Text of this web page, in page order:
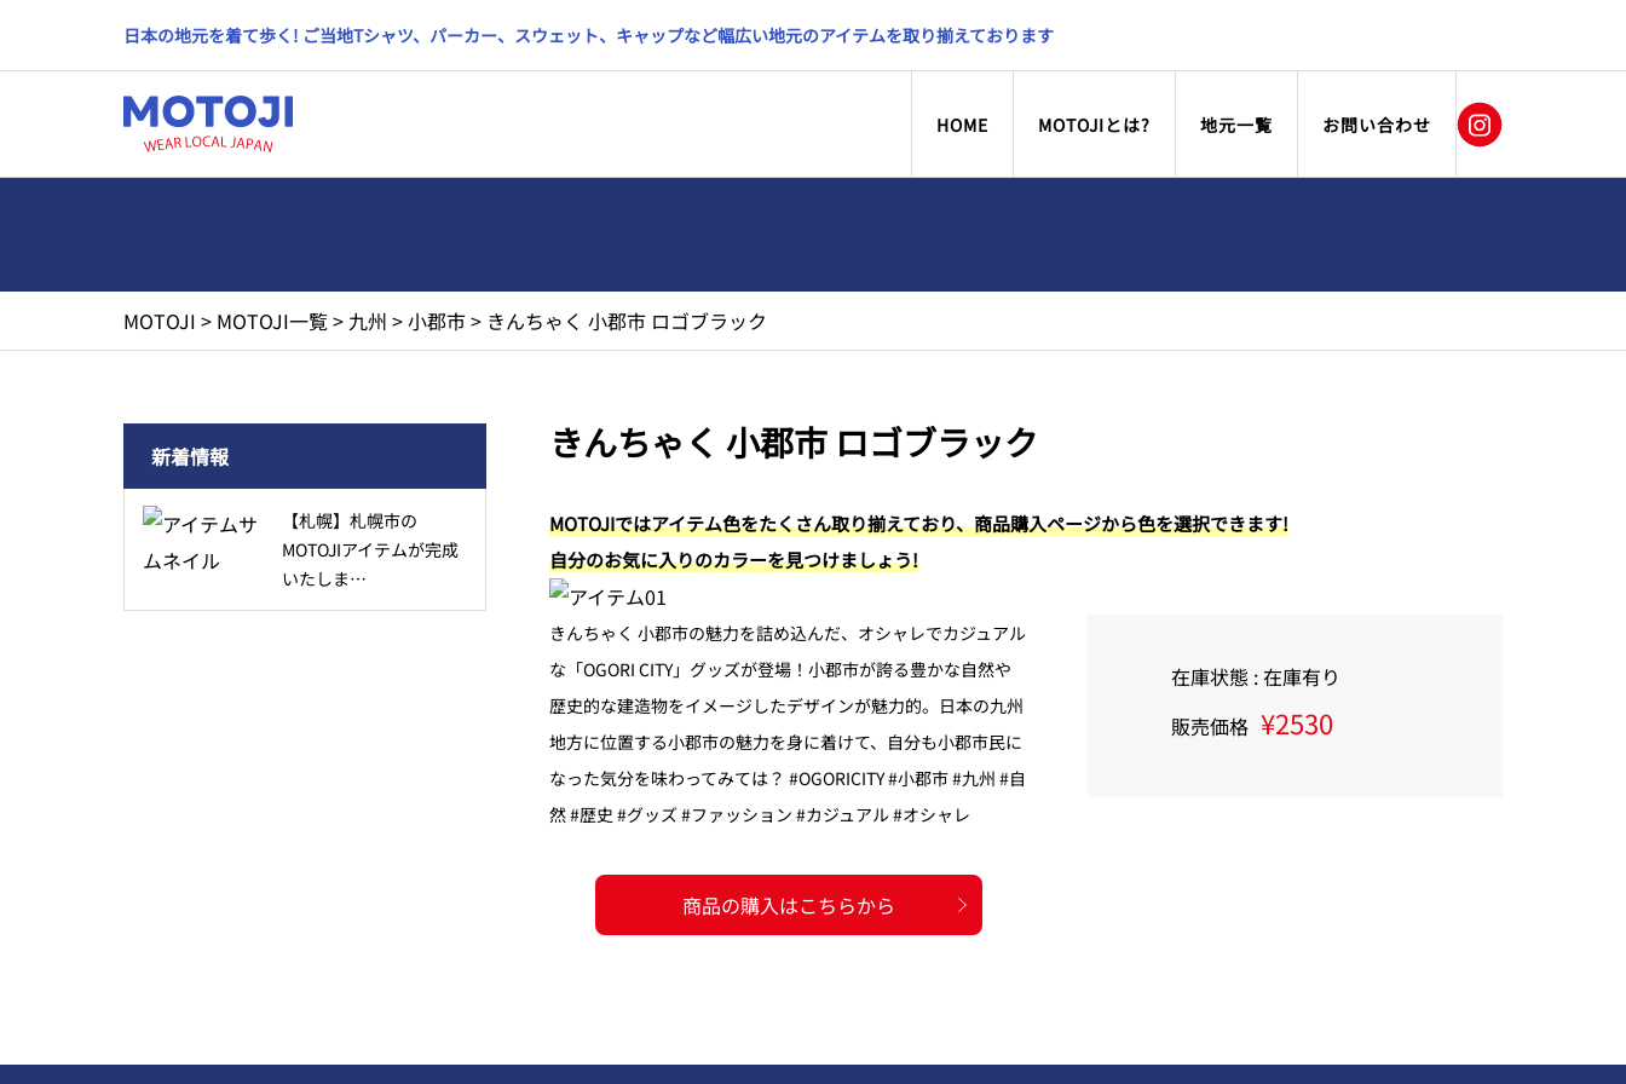
日本の地元を着て歩く! ご当地Tシャツ、パーカー、スウェット、キャップなど幅広い地元のアイテムを取り揃えております
HOME MOTOJIとは? 地元一覧 お問い合わせ
MOTOJI > MOTOJI一覧> 九州 >小郡市> きんちゃく 小郡市 ロゴブラック
新着情報
【札幌】札幌市の
MOTOJIアイテムが完成
いたしま…
きんちゃく 小郡市 ロゴブラック
MOTOJIではアイテム色をたくさん取り揃えており、商品購入ページから色を選択できます!
自分のお気に入りのカラーを見つけましょう!
きんちゃく 小郡市の魅力を詰め込んだ、オシャレでカジュアル
な「OGORI CITY」グッズが登場！小郡市が誇る豊かな自然や
歴史的な建造物をイメージしたデザインが魅力的。日本の九州
地方に位置する小郡市の魅力を身に着けて、自分も小郡市民に
なった気分を味わってみては？ #OGORICITY #小郡市 #九州 #自
然 #歴史 #グッズ #ファッション #カジュアル #オシャレ
商品の購入はこちらから
在庫状態 : 在庫有り
販売価格 ¥2530